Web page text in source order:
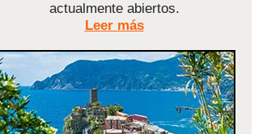
actualmente abiertos.
Leer más